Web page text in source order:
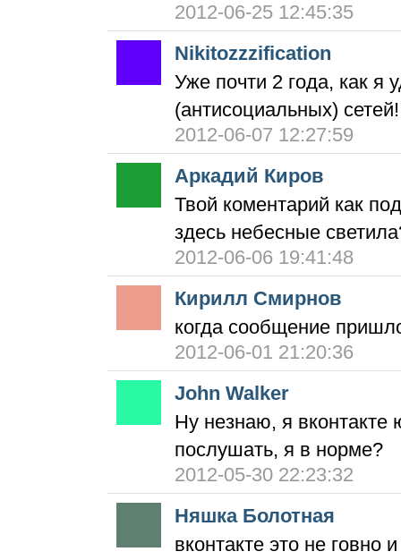
2012-06-25 12:45:35
Nikitozzzification
Уже почти 2 года, как я
(антисоциальных)
2012-06-07 12:27:59
Аркадий Киров
Твой коментарий как
здесь небесные
2012-06-06 19:41:48
Кирилл Смирнов
когда сообщение
2012-06-01 21:20:36
John Walker
Ну незнаю, я вконтакте
послушать, я в норме?
2012-05-30 22:23:32
Няшка Болотная
вконтакте это не говно